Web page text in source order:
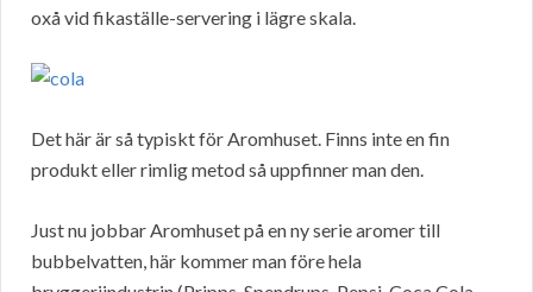
oxå vid fikaställe-servering i lägre skala.
Det här är så typiskt för Aromhuset. Finns inte en fin
produkt eller rimlig metod så uppfinner man den.
Just nu jobbar Aromhuset på en ny serie aromer till
bubbelvatten, här kommer man före hela